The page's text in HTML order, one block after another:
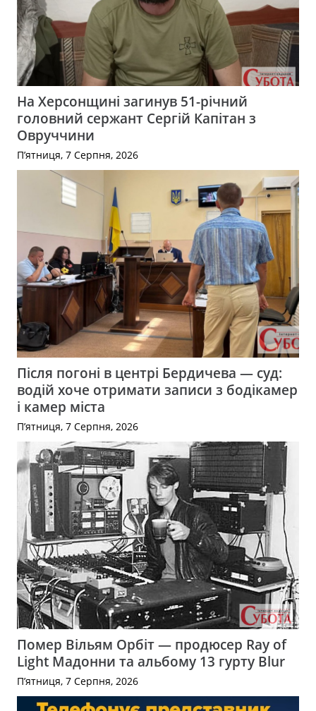
На Херсонщині загинув 51-річний
головний сержант Сергій Капітан з
Овруччини
П’ятниця, 7 Серпня, 2026
Після погоні в центрі Бердичева — суд:
водій хоче отримати записи з бодікамер
і камер міста
П’ятниця, 7 Серпня, 2026
Помер Вільям Орбіт — продюсер Ray of
Light Мадонни та альбому 13 гурту Blur
П’ятниця, 7 Серпня, 2026